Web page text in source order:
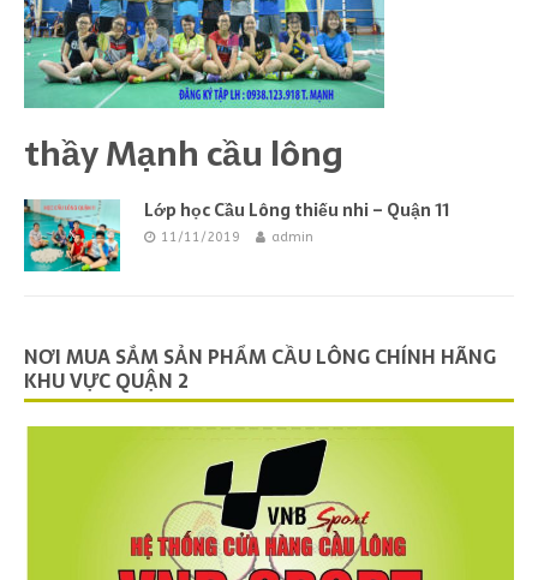
thầy Mạnh cầu lông
Lớp học Cầu Lông thiếu nhi – Quận 11
11/11/2019 admin
NƠI MUA SẮM SẢN PHẨM CẦU LÔNG CHÍNH HÃNG
KHU VỰC QUẬN 2